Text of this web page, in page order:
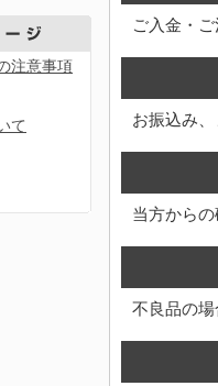
注意事項
て
ご入金・
お振込み
当方から
不良品の